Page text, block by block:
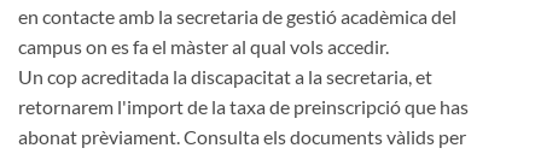
en contacte amb la secretaria de gestió acadèmica del
campus on es fa el màster al qual vols accedir.
Un cop acreditada la discapacitat a la secretaria, et
retornarem l'import de la taxa de preinscripció que has
abonat prèviament. Consulta els documents vàlids per